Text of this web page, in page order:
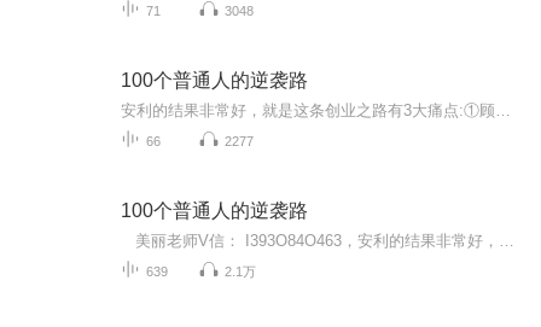
71 3048
100个普通人的逆袭路
66 2277
100个普通人的逆袭路
639 2.1万